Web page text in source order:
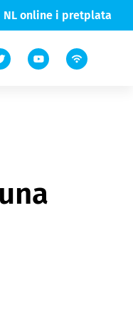
NL online i pretplata